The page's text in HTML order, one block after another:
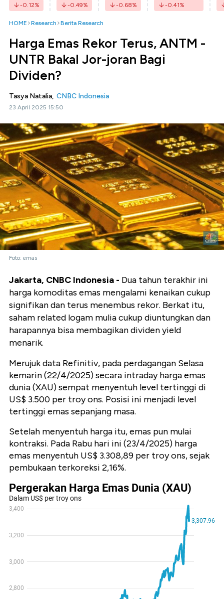
-0.12% -0.49% -0.68% -0.41%
HOME Research Berita Research
Harga Emas Rekor Terus, ANTM -
UNTR Bakal Jor-joran Bagi
Dividen?
Tasya Natalia, CNBC Indonesia
23 April 2025 15:50
Foto: emas
Jakarta, CNBC Indonesia - Dua tahun terakhir ini
harga komoditas emas mengalami kenaikan cukup
signifikan dan terus menembus rekor. Berkat itu,
saham related logam mulia cukup diuntungkan dan
harapannya bisa membagikan dividen yield
menarik.
Merujuk data Refinitiv, pada perdagangan Selasa
kemarin (22/4/2025) secara intraday harga emas
dunia (XAU) sempat menyentuh level tertinggi di
US$ 3.500 per troy ons. Posisi ini menjadi level
tertinggi emas sepanjang masa.
Setelah menyentuh harga itu, emas pun mulai
kontraksi. Pada Rabu hari ini (23/4/2025) harga
emas menyentuh US$ 3.308,89 per troy ons, sejak
pembukaan terkoreksi 2,16%.